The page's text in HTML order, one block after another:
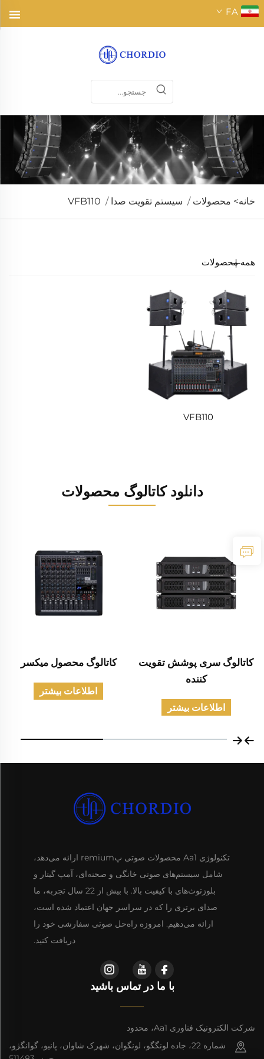
FA
خانه> محصولات / سیستم تقویت صدا /
VFB110
همه محصولات
VFB110
دانلود کاتالوگ محصولات
کاتالوگ سری پوشش تقویت
کننده
اطلاعات بیشتر
کاتالوگ محصول میکسر
اطلاعات بیشتر
تکنولوژی Aa1 محصولات صوتی پremium ارائه می‌دهد،
شامل سیستم‌های صوتی خانگی و صحنه‌ای، آمپ گیتار و
بلوزتوث‌های با کیفیت بالا. با بیش از 22 سال تجربه، ما
صدای برتری را که در سراسر جهان اعتماد شده است،
ارائه می‌دهیم. امروزه راه‌حل صوتی سفارشی خود را
دریافت کنید.
با ما در تماس باشید
شرکت الکترونیک فناوری Aa1، محدود
شماره 22، جاده لونگگو، لونگوان، شهرک شاوان، پانیو، گوانگژو،